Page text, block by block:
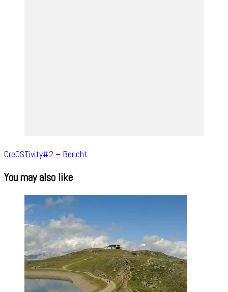
CreOSTivity#2 – Bericht
You may also like